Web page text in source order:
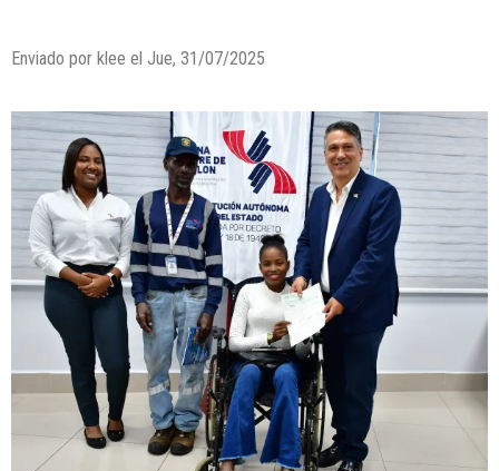
Enviado por klee el Jue, 31/07/2025